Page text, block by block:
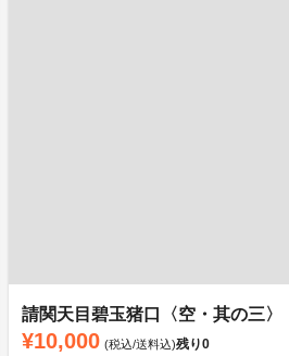
請関天目碧玉猪口〈空・其の三〉
¥10,000 (税込/送料込)残り0